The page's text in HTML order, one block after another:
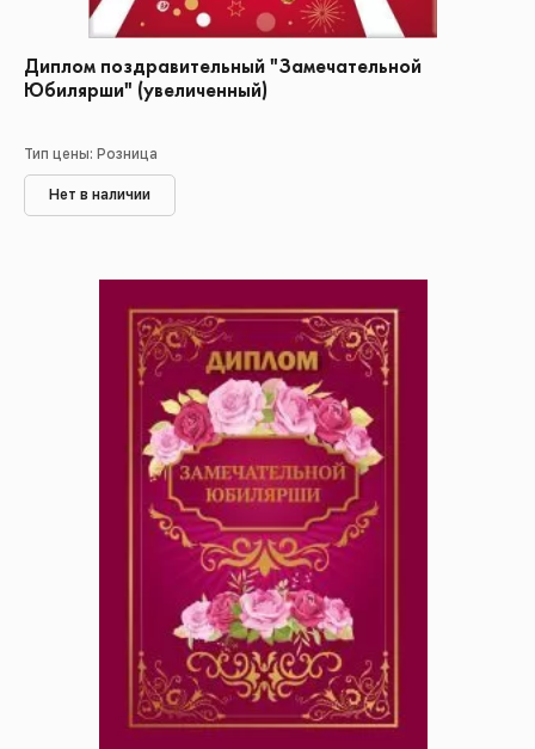
Диплом поздравительный "Замечательной
Юбилярши" (увеличенный)
Тип цены: Розница
Нет в наличии